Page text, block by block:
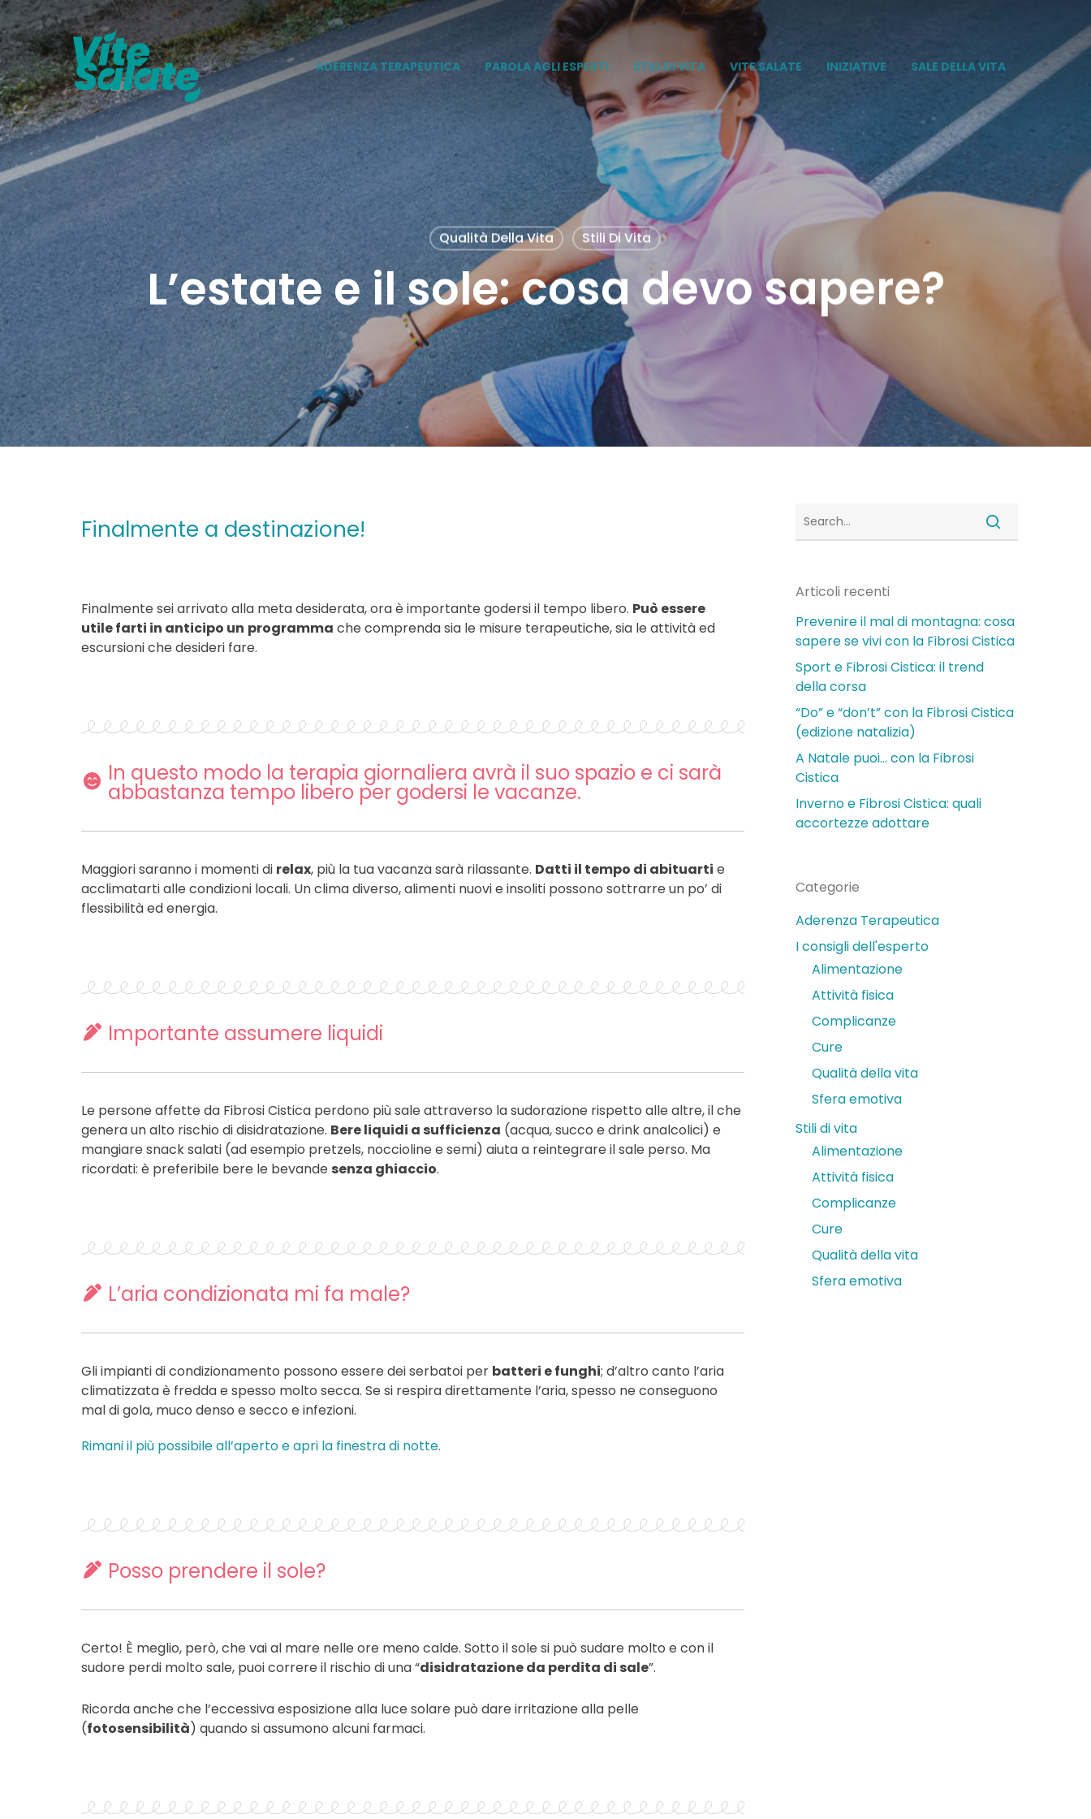
Skip
to
main
content
ADERENZA TERAPEUTICA PAROLA AGLI ESPERTI STILI DI VITA VITE SALATE INIZIATIVE SALE DELLA VITA
Qualità Della Vita Stili Di Vita
L’estate e il sole: cosa devo sapere?
Finalmente a destinazione!
Finalmente sei arrivato alla meta desiderata, ora è importante godersi il tempo libero. Può essere
utile farti in anticipo un programma che comprenda sia le misure terapeutiche, sia le attività ed
escursioni che desideri fare.
In questo modo la terapia giornaliera avrà il suo spazio e ci sarà
abbastanza tempo libero per godersi le vacanze.
Maggiori saranno i momenti di relax, più la tua vacanza sarà rilassante. Datti il tempo di abituarti e
acclimatarti alle condizioni locali. Un clima diverso, alimenti nuovi e insoliti possono sottrarre un po’ di
flessibilità ed energia.
Importante assumere liquidi
Le persone affette da Fibrosi Cistica perdono più sale attraverso la sudorazione rispetto alle altre, il che
genera un alto rischio di disidratazione. Bere liquidi a sufficienza (acqua, succo e drink analcolici) e
mangiare snack salati (ad esempio pretzels, noccioline e semi) aiuta a reintegrare il sale perso. Ma
ricordati: è preferibile bere le bevande senza ghiaccio.
L’aria condizionata mi fa male?
Gli impianti di condizionamento possono essere dei serbatoi per batteri e funghi; d’altro canto l’aria
climatizzata è fredda e spesso molto secca. Se si respira direttamente l’aria, spesso ne conseguono
mal di gola, muco denso e secco e infezioni.
Rimani il più possibile all’aperto e apri la finestra di notte.
Posso prendere il sole?
Certo! È meglio, però, che vai al mare nelle ore meno calde. Sotto il sole si può sudare molto e con il
sudore perdi molto sale, puoi correre il rischio di una “disidratazione da perdita di sale”.
Ricorda anche che l’eccessiva esposizione alla luce solare può dare irritazione alla pelle
(fotosensibilità) quando si assumono alcuni farmaci.
Articoli recenti
Prevenire il mal di montagna: cosa
sapere se vivi con la Fibrosi Cistica
Sport e Fibrosi Cistica: il trend
della corsa
“Do” e “don’t” con la Fibrosi Cistica
(edizione natalizia)
A Natale puoi… con la Fibrosi
Cistica
Inverno e Fibrosi Cistica: quali
accortezze adottare
Categorie
Aderenza Terapeutica
I consigli dell'esperto
Alimentazione
Attività fisica
Complicanze
Cure
Qualità della vita
Sfera emotiva
Stili di vita
Alimentazione
Attività fisica
Complicanze
Cure
Qualità della vita
Sfera emotiva